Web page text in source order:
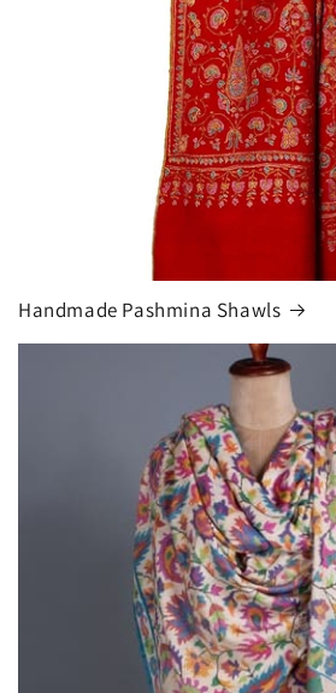
Handmade Pashmina Shawls